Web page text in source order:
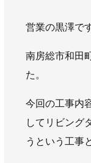
スタッフ紹介
社長ブログ
AWAJYUブログ
大型工事施工事
営業の黒澤です
南房総市和田
た。
今回の工事内
してリビング
うという工事